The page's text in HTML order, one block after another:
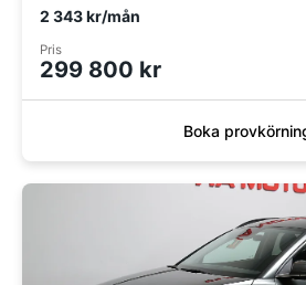
2 343 kr/mån
Pris
299 800 kr
Boka